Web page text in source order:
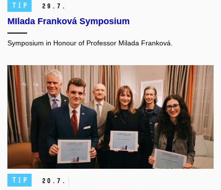
TIP 29. 7.
MIlada Franková Symposium
Symposium in Honour of Professor Milada Franková.
TIP 20. 7.